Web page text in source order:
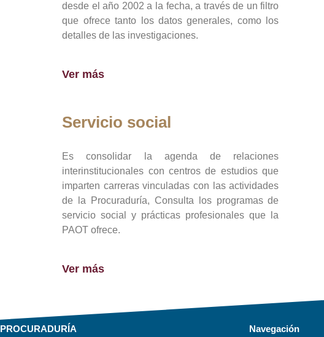
desde el año 2002 a la fecha, a través de un filtro
que ofrece tanto los datos generales, como los
detalles de las investigaciones.
Ver más
Servicio social
Es consolidar la agenda de relaciones
interinstitucionales con centros de estudios que
imparten carreras vinculadas con las actividades
de la Procuraduría, Consulta los programas de
servicio social y prácticas profesionales que la
PAOT ofrece.
Ver más
PROCURADURÍA Navegación